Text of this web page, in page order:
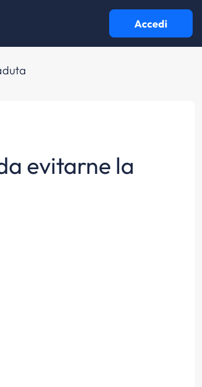
Accedi
evitarne la